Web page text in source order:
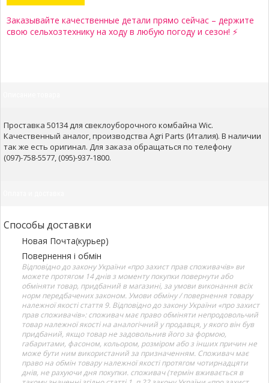
Заказывайте качественные детали прямо сейчас – держите
свою сельхозтехнику на ходу в любую погоду и сезон! ⚡
Проставка 50134 для свеклоуборочного комбайна Wic.
Качественный аналог, производства Agri Parts (Италия). В наличии
так же есть оригинал. Для заказа обращаться по телефону
(097)-758-5577, (095)-937-1800.
Способы доставки
Новая Почта(курьер)
Повернення і обмін
Відповідно до закону України «про захист прав споживачів» ви
можете протягом 14 днів з моменту покупки повернути або
обміняти товар, придбаний в магазині, за умови виконання всіх
норм передбачених законом. Умови обміну / повернення товару
належної якості стаття 9. Відповідно до закону України «про захист
прав споживачів»: споживач має право обміняти непродовольчий
товар належної якості на аналогічний у продавця, у якого він був
придбаний, якщо товар не задовольнив його за формою,
габаритами, фасоном, кольором, розміром або з інших причин не
може бути ним використаний за призначенням. Споживач має
право на обмін товару належної якості протягом чотирнадцяти
днів, не рахуючи дня покупки. споживач (термін вживається в